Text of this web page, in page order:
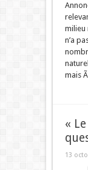
milieu
n’a
mais
«
13